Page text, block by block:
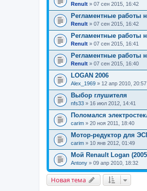
Renult » 07 сен 2015, 16:42
Регламентные работы
Renult » 07 сен 2015, 16:42
Регламентные работы
Renult » 07 сен 2015, 16:41
Регламентные работы
Renult » 07 сен 2015, 16:40
LOGAN 2006
Alex_1969 » 12 апр 2010, 20:57
Выбор глушителя
nfs33 » 16 июл 2012, 14:41
Поломался
carim » 20 ноя 2011, 18:40
Мотор-редуктор для
carim » 10 янв 2012, 01:49
Мой Renault Logan (2005
Antony » 09 апр 2010, 18:32
Новая тема